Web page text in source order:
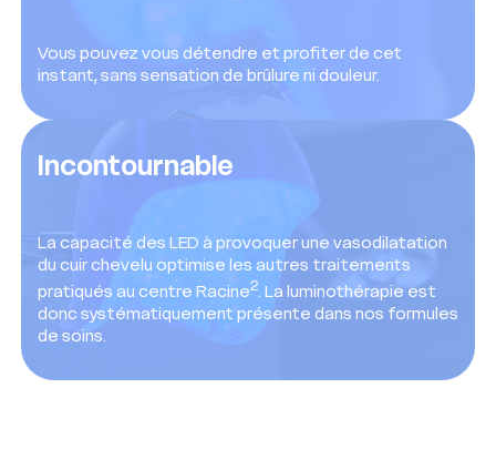
Vous pouvez vous détendre et profiter de cet
instant, sans sensation de brûlure ni douleur.
Incontournable
La capacité des LED à provoquer une vasodilatation
du cuir chevelu optimise les autres traitements
pratiqués au centre Racine2. La luminothérapie est
donc systématiquement présente dans nos formules
de soins.